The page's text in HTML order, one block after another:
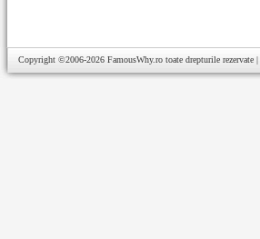
Copyright ©2006-2026 FamousWhy.ro toate drepturile rezervate |